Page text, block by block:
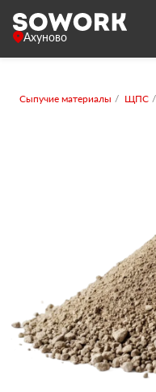
Ахуново
Сыпучие материалы ЩПС